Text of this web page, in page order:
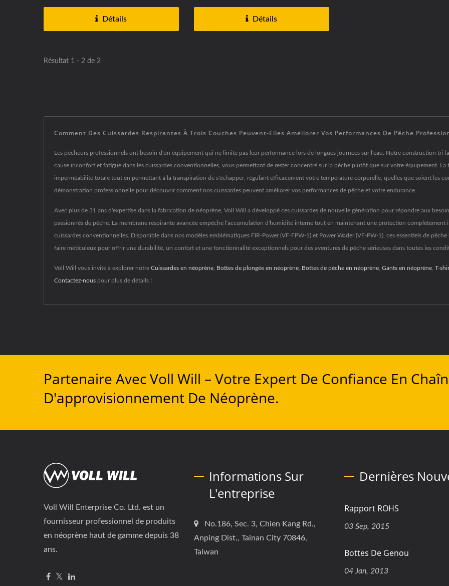
Détails Détails
Résultat 1 - 2 de 2
Comment Des Cuissardes Respirantes À Trois Couches Peuvent-Elles Améliorer Vos Performances De Pêche
Les pêcheurs professionnels ont besoin d'un équipement qui ne limite pas leur performance lors de longues journées sur l'eau. Notre construction
cause inconfort et fatigue dans les cuissardes conventionnelles, vous permettant de rester concentré sur la pêche plutôt que sur votre équipement.
imperméabilité totale tout en permettant à la transpiration de s'échapper, régulant efficacement votre température corporelle, quelles que soient les
démonstration professionnelle pour découvrir comment nos cuissardes peuvent améliorer vos performances de pêche et votre endurance.
Avec plus de 31 ans d'expertise dans la fabrication de néoprène, Voll Will a développé ces cuissardes de nouvelle génération pour répondre aux
passionnés de pêche. La membrane respirante avancée empêche l'accumulation d'humidité interne tout en maintenant une protection
cuissardes conventionnelles. Disponible dans nos modèles emblématiques FIR-Power (VF-FPW-1) et Power Wader (VF-PW-1), ces essentiels de
faire méticuleux pour offrir une durabilité, un confort et une fonctionnalité exceptionnels pour des aventures de pêche sérieuses dans toutes les
Voll Will vous invite à explorer notre Cuissardes en néoprène Bottes de plongée en néoprène Bottes de pêche en néoprène Gants en néoprène T-
Contactez-nous pour plus de détails !
Partenaire Avec Voll Will – Votre Expert De Confiance En
D'approvisionnement De Néoprène.
Voll Will Enterprise Co. Ltd. est un
fournisseur professionnel de produits
en néoprène haut de gamme depuis 38
ans.
Informations Sur
L'entreprise
No.186, Sec. 3, Chien Kang Rd.,
Anping Dist., Tainan City 70846,
Taiwan
Dernières
Rapport ROHS
03 Sep, 2015
Bottes De Genou
04 Jan, 2013